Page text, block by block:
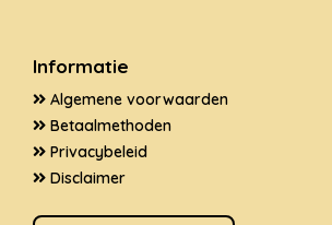
Informatie
Algemene voorwaarden
Betaalmethoden
Privacybeleid
Disclaimer